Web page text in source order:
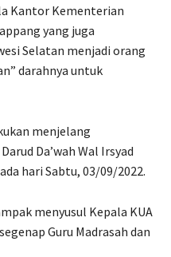
Kantor Kementerian
yang juga
Selatan menjadi orang
darahnya untuk
menjelang
Da’wah Wal Irsyad
hari Sabtu, 03/09/2022.
menyusul Kepala KUA
Guru Madrasah dan